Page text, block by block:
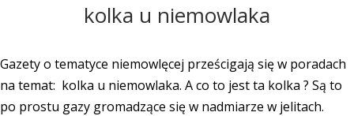
kolka u niemowlaka
Gazety o tematyce niemowlęcej prześcigają się w poradach
na temat: kolka u niemowlaka. A co to jest ta kolka ? Są to
po prostu gazy gromadzące się w nadmiarze w jelitach.